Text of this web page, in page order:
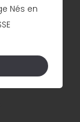
Nés en